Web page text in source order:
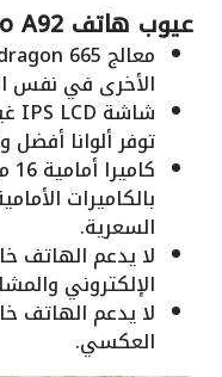
عيوب هاتف Oppo A92
الأخرى في نفس
توفر ألوانا أفضل
بالكاميرات
السعرية.
الإلكتروني
لا يدعم الهاتف
العكسي.